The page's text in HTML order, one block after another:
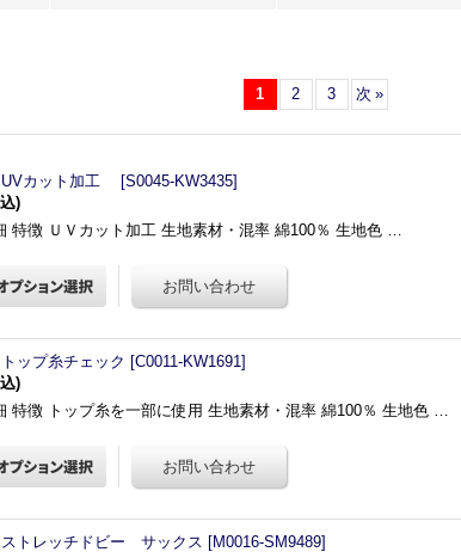
1 2 3 次 »
カット加工 [S0045-KW3435]
)
特徴 ＵＶカット加工 生地素材・混率 綿100％ 生地色 …
ップ糸チェック [C0011-KW1691]
)
特徴 トップ糸を一部に使用 生地素材・混率 綿100％ 生地色 …
トレッチドビー サックス [M0016-SM9489]